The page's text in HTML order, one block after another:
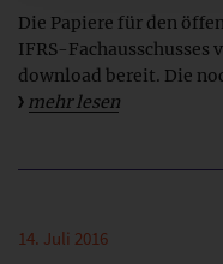
Die Papiere für den
IFRS-Fachausschusses
download bereit. Die
mehr lesen
14. Juli 2016